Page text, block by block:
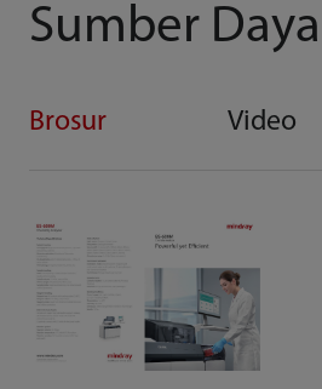
Sumber Daya
Brosur Video